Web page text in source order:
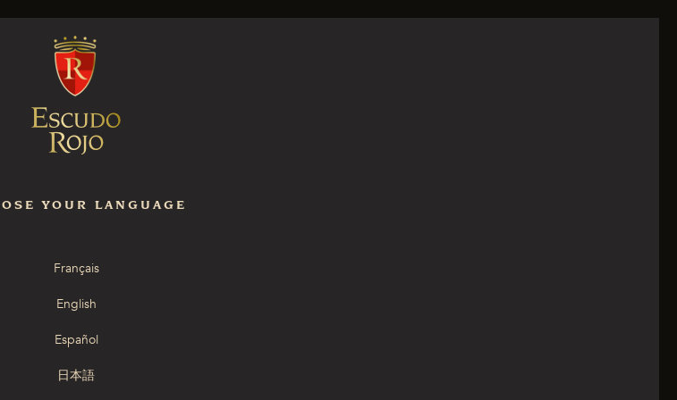
YOUR LANGUAGE
Français
English
Español
日本語